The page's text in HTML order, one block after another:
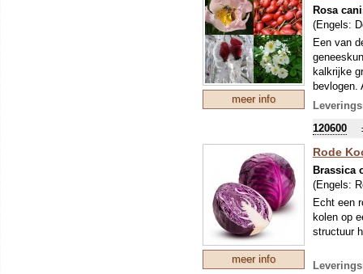
meer info
Rosa
(Engels:
Een van
kalkrijke
bevlogen.
lekker
flink
120600
meer info
Rode
Brassica
(Engels:
Echt een
kolen op
structuur